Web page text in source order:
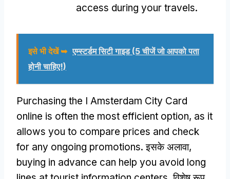
access during your travels.
इसे भी देखें ➥ एम्स्टर्डम सिटी गाइड (5 चीजें जो आपको पता
होनी चाहिए!)
Purchasing the I Amsterdam City Card
online is often the most efficient option, as it
allows you to compare prices and check
for any ongoing promotions. इसके अलावा,
buying in advance can help you avoid long